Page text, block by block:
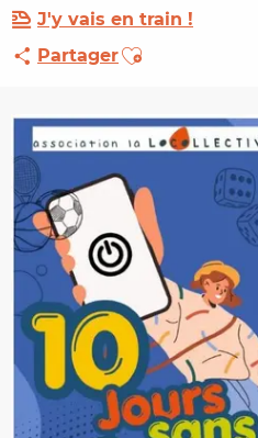
J'y vais en train !
PartagerAjouter aux